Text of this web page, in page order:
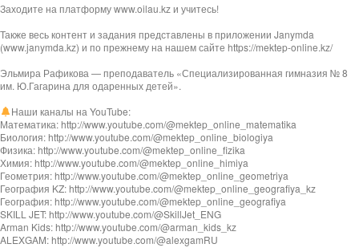
Заходите на платформу www.oilau.kz и учитесь!
Также весь контент и задания представлены в приложении Janymda
(www.janymda.kz) и по прежнему на нашем сайте https://mektep-online.kz/
Эльмира Рафикова — преподаватель «Специализированная гимназия № 8
им. Ю.Гагарина для одаренных детей».
Наши каналы на YouTube:
Математика: http://www.youtube.com/@mektep_online_matematika
Биология: http://www.youtube.com/@mektep_online_biologiya
Физика: http://www.youtube.com/@mektep_online_fizika
Химия: http://www.youtube.com/@mektep_online_himiya
Геометрия: http://www.youtube.com/@mektep_online_geometriya
География KZ: http://www.youtube.com/@mektep_online_geografiya_kz
География: http://www.youtube.com/@mektep_online_geografiya
SKILL JET: http://www.youtube.com/@SkillJet_ENG
Arman Kids: http://www.youtube.com/@arman_kids_kz
ALEXGAM: http://www.youtube.com/@alexgamRU